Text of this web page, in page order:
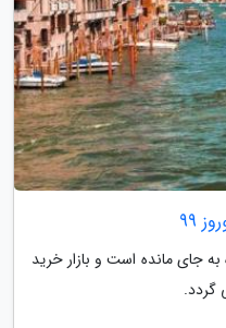
99
به جای مانده است و بازار خرید